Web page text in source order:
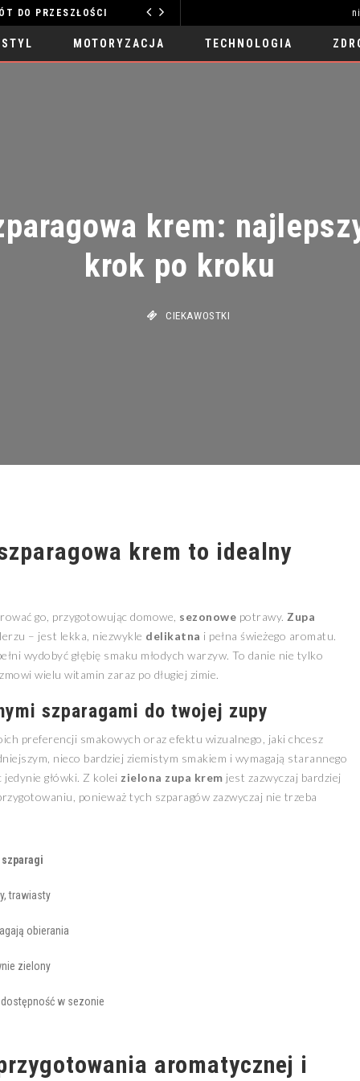
PRZESZŁOŚCI
MOTORYZACJA TECHNOLOGIA
krem:
krok po kroku
krem to idealny
go, przygotowując domowe, sezonowe potrawy. Zupa
– jest lekka, niezwykle delikatna i pełna świeżego aromatu.
wydobyć głębię smaku młodych warzyw. To danie nie tylko
wielu witamin zaraz po długiej zimie.
szparagami do twojej zupy
preferencji smakowych oraz efektu wizualnego, jaki chcesz
nieco bardziej ziemistym smakiem i wymagają starannego
jedynie główki. Z kolei zielona zupa krem jest zazwyczaj bardziej
ponieważ tych szparagów zazwyczaj nie trzeba
trawiasty
obierania
zielony
w sezonie
aromatycznej i